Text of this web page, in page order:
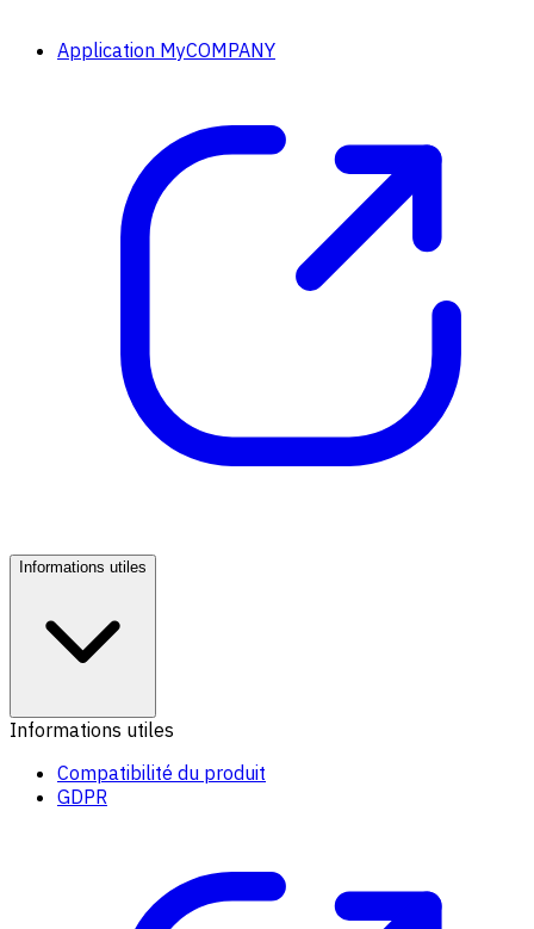
Application MyCOMPANY
Informations utiles
Informations utiles
Compatibilité du produit
GDPR